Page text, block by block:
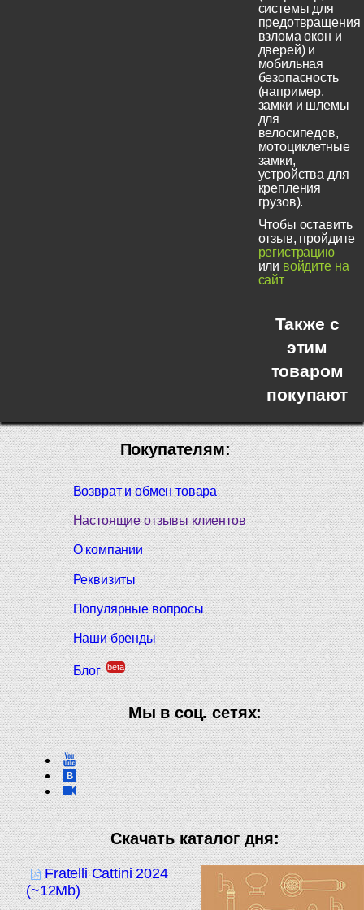
системы для
предотвращения
взлома окон и
дверей) и
мобильная
безопасность
(например,
замки и шлемы
для
велосипедов,
мотоциклетные
замки,
устройства для
крепления
грузов).
Чтобы оставить
отзыв, пройдите
регистрацию
или войдите на
сайт
Также с
этим
товаром
покупают
Покупателям:
Возврат и обмен товара
Настоящие отзывы клиентов
О компании
Реквизиты
Популярные вопросы
Наши бренды
Блог beta
Мы в соц. сетях:
Скачать каталог дня:
Fratelli Cattini 2024
(~12Mb)